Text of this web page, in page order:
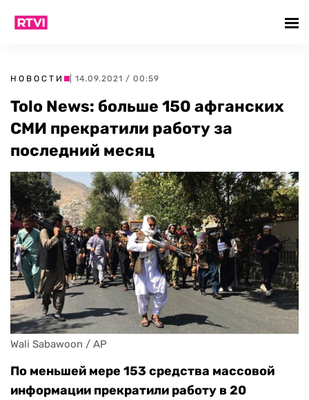
НОВОСТИ | 14.09.2021 / 00:59
Tolo News: больше 150 афганских
СМИ прекратили работу за
последний месяц
Wali Sabawoon / AP
По меньшей мере 153 средства массовой
информации прекратили работу в 20